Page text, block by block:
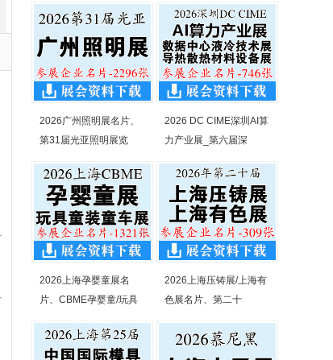
2026广州照明展名片、
第31届光亚照明展览
2026 DC CIME深圳AI算
力产业展_第六届深
2026上海孕婴童展名
片、CBME孕婴童/玩具
2026上海压铸展/上海有
色展名片、第二十